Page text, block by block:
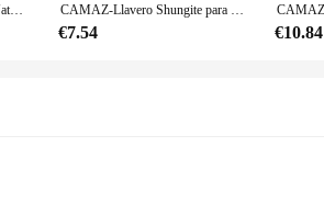
LLavero de piedra de cristal Natural Shungite, colgante decorativo, bolsa de piedra áspera Shungite, colgante de coche CAMAZ-Llavero Shungite para coche, accesorio de moda, regalos
€7.54 €10.84